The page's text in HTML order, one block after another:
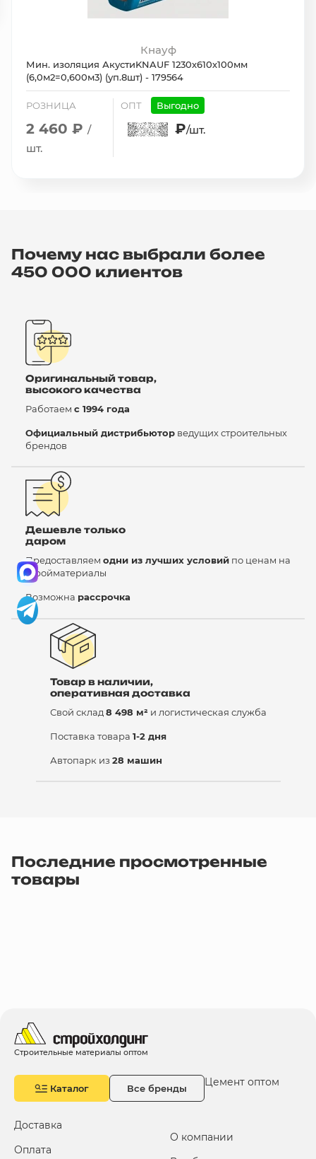
Кнауф
Мин. изоляция АкустиKNAUF 1230х610х100мм
(6,0м2=0,600м3) (уп.8шт) - 179564
РОЗНИЦА
2 460 ₽ /
шт.
ОПТ Выгодно
₽/шт.
Почему нас выбрали более
450 000 клиентов
Оригинальный товар,
высокого качества
Работаем с 1994 года
Официальный дистрибьютор ведущих строительных
брендов
Дешевле только
даром
Предоставляем одни из лучших условий по ценам на
стройматериалы
Возможна рассрочка
Товар в наличии,
оперативная доставка
Свой склад 8 498 м² и логистическая служба
Поставка товара 1-2 дня
Автопарк из 28 машин
Последние просмотренные
товары
Строительные материалы оптом
Каталог Все бренды Цемент оптом
Доставка
Оплата
О компании